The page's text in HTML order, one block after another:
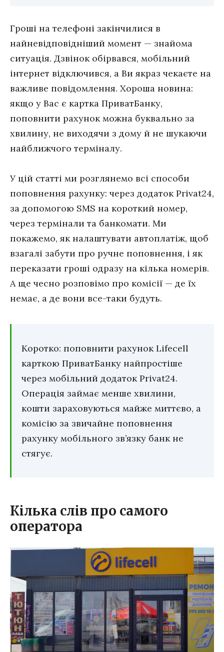
Гроші на телефоні закінчилися в
найневідповідніший момент — знайома
ситуація. Дзвінок обірвався, мобільний
інтернет відключився, а Ви якраз чекаєте на
важливе повідомлення. Хороша новина:
якщо у Вас є картка ПриватБанку,
поповнити рахунок можна буквально за
хвилину, не виходячи з дому й не шукаючи
найближчого терміналу.
У цій статті ми розглянемо всі способи
поповнення рахунку: через додаток Privat24,
за допомогою SMS на короткий номер,
через термінали та банкомати. Ми
покажемо, як налаштувати автоплатіж, щоб
взагалі забути про ручне поповнення, і як
переказати гроші одразу на кілька номерів.
А ще чесно розповімо про комісії — де їх
немає, а де вони все-таки будуть.
Коротко: поповнити рахунок Lifecell
карткою ПриватБанку найпростіше
через мобільний додаток Privat24.
Операція займає менше хвилини,
кошти зараховуються майже миттєво, а
комісію за звичайне поповнення
рахунку мобільного зв’язку банк не
стягує.
Кілька слів про самого
оператора